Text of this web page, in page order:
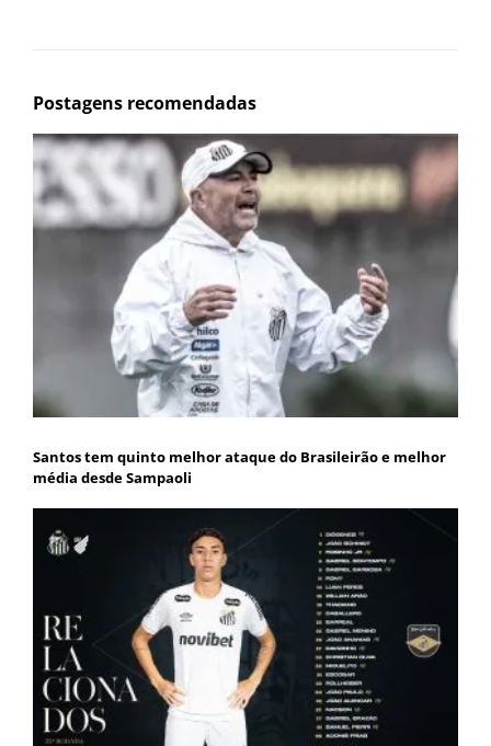
Postagens recomendadas
Santos tem quinto melhor ataque do Brasileirão e melhor
média desde Sampaoli